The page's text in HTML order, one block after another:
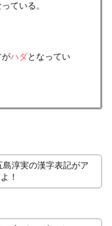
ている。
がハダとなってい
淳実の漢字表記がア
！